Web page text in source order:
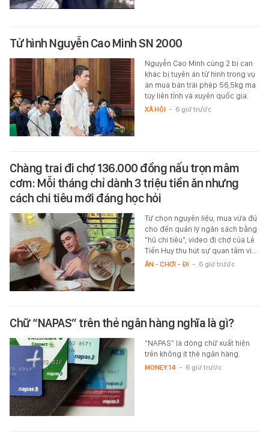
Tử hình Nguyễn Cao Minh SN 2000
Nguyễn Cao Minh cùng 2 bị can
khác bị tuyên án tử hình trong vụ
án mua bán trái phép 56,5kg ma
túy liên tỉnh và xuyên quốc gia.
XÃ HỘI - 6 giờ trước
Chàng trai đi chợ 136.000 đồng nấu trọn mâm
cơm: Mỗi tháng chỉ dành 3 triệu tiền ăn nhưng
cách chi tiêu mới đáng học hỏi
Từ chọn nguyên liệu, mua vừa đủ
cho đến quản lý ngân sách bằng
"hũ chi tiêu", video đi chợ của Lê
Tiến Huy thu hút sự quan tâm vì…
ĂN - CHƠI - ĐI - 6 giờ trước
Chữ “NAPAS” trên thẻ ngân hàng nghĩa là gì?
“NAPAS” là dòng chữ xuất hiện
trên không ít thẻ ngân hàng.
MONEY.14 - 6 giờ trước